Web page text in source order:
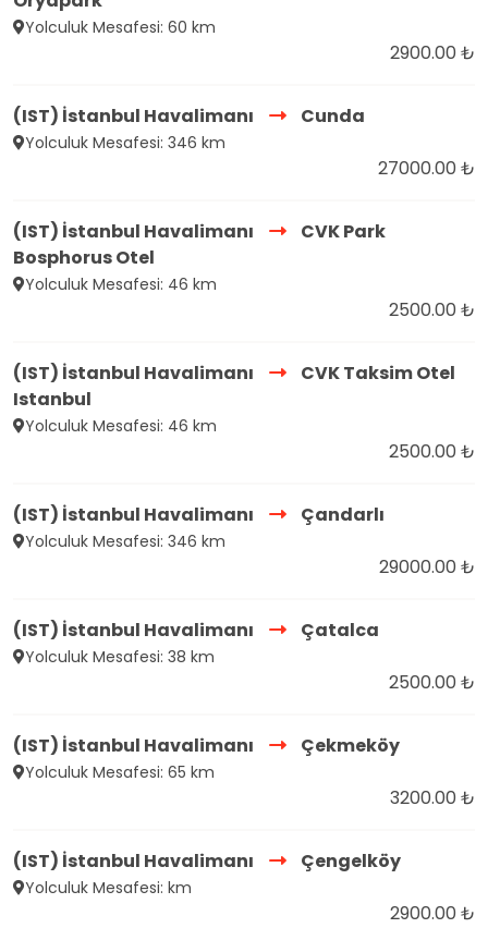
Yolculuk Mesafesi: 60 km
2900.00 ₺
(IST) İstanbul Havalimanı Cunda
Yolculuk Mesafesi: 346 km
27000.00 ₺
(IST) İstanbul Havalimanı
CVK Park
Bosphorus Otel
Yolculuk Mesafesi: 46 km
2500.00 ₺
(IST) İstanbul Havalimanı
CVK Taksim Otel
Istanbul
Yolculuk Mesafesi: 46 km
2500.00 ₺
(IST) İstanbul Havalimanı Çandarlı
Yolculuk Mesafesi: 346 km
29000.00 ₺
(IST) İstanbul Havalimanı Çatalca
Yolculuk Mesafesi: 38 km
2500.00 ₺
(IST) İstanbul Havalimanı Çekmeköy
Yolculuk Mesafesi: 65 km
3200.00 ₺
(IST) İstanbul Havalimanı Çengelköy
Yolculuk Mesafesi: km
2900.00 ₺